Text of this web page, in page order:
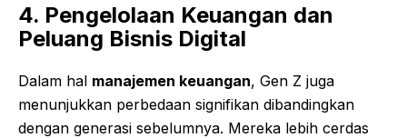
4. Pengelolaan Keuangan dan
Peluang Bisnis Digital
Dalam hal manajemen keuangan, Gen Z juga
menunjukkan perbedaan signifikan dibandingkan
dengan generasi sebelumnya. Mereka lebih cerdas